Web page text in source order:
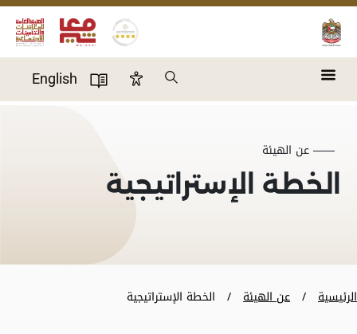
Skip to main content
Search
Accessibility Panel
User Directory
English
عن الهيئة
الخطة الإستراتيجية
الرئيسية عن الهيئة الخطة الإستراتيجية